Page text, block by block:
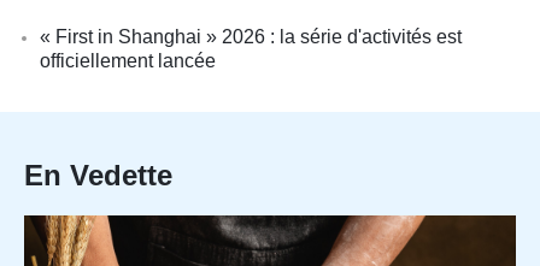
« First in Shanghai » 2026 : la série d'activités est
officiellement lancée
En Vedette